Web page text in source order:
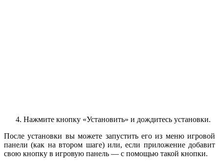
Нажмите кнопку «Установить» и дождитесь установки.
После установки вы можете запустить его из меню игровой
панели (как на втором шаге) или, если приложение добавит
свою кнопку в игровую панель — с помощью такой кнопки.